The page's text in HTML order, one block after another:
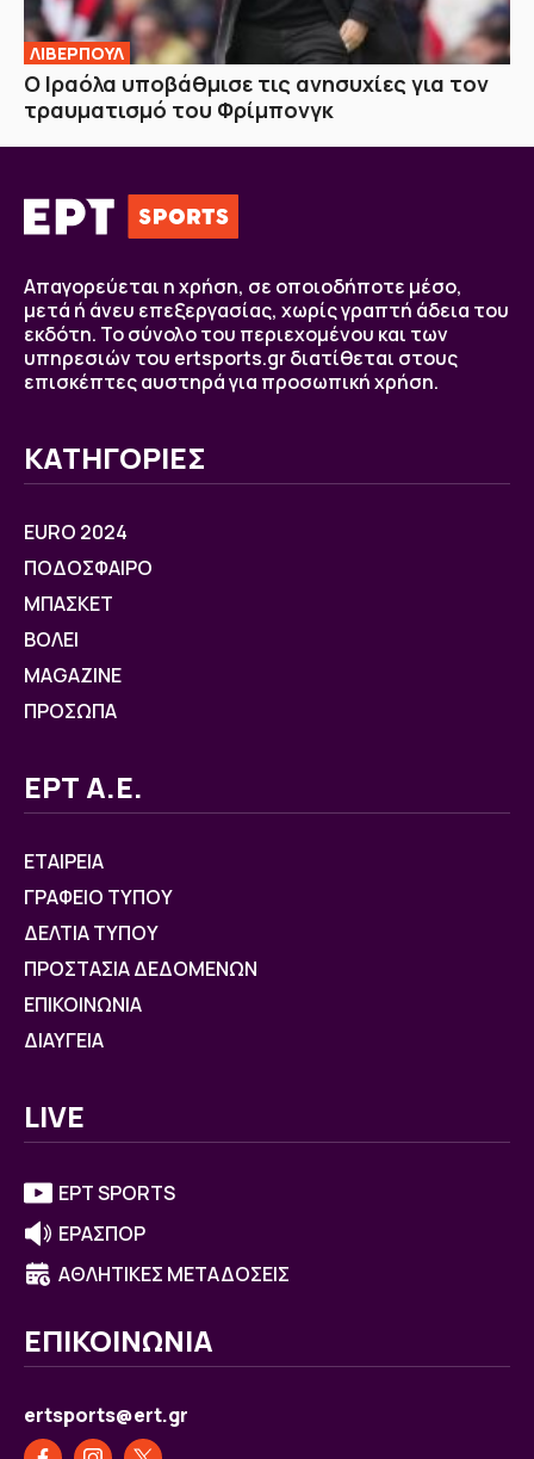
ΛΙΒΕΡΠΟΥΛ
Ο Ιραόλα υποβάθμισε τις ανησυχίες για τον
τραυματισμό του Φρίμπονγκ
Απαγορεύεται η χρήση, σε οποιοδήποτε μέσο,
μετά ή άνευ επεξεργασίας, χωρίς γραπτή άδεια του
εκδότη. Το σύνολο του περιεχομένου και των
υπηρεσιών του ertsports.gr διατίθεται στους
επισκέπτες αυστηρά για προσωπική χρήση.
ΚΑΤΗΓΟΡΙΕΣ
EURO 2024
ΠΟΔΟΣΦΑΙΡΟ
ΜΠΑΣΚΕΤ
ΒOΛΕΙ
MAGAZINE
ΠΡΟΣΩΠΑ
ΕΡΤ Α.Ε.
ΕΤΑΙΡΕΙΑ
ΓΡΑΦΕΙΟ ΤΥΠΟΥ
ΔΕΛΤΙΑ ΤΥΠΟΥ
ΠΡΟΣΤΑΣΙΑ ΔΕΔΟΜΕΝΩΝ
ΕΠΙΚΟΙΝΩΝΙΑ
ΔΙΑΥΓΕΙΑ
LIVE
ΕΡΤ SPORTS
ΕΡΑΣΠΟΡ
ΑΘΛΗΤΙΚΕΣ ΜΕΤΑΔΟΣΕΙΣ
ΕΠΙΚΟΙΝΩΝΙΑ
ertsports@ert.gr